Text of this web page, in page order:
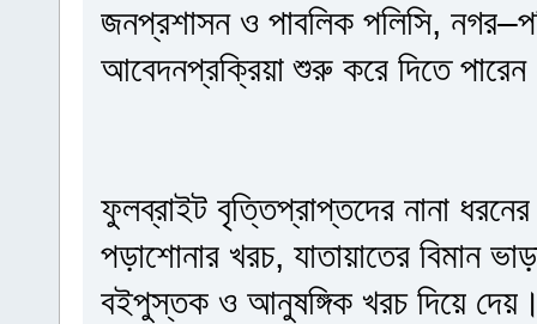
জনপ্রশাসন ও পাবলিক পলিসি,
আবেদনপ্রক্রিয়া শুরু করে দিতে
ফুলব্রাইট বৃত্তিপ্রাপ্তদের নানা
পড়াশোনার খরচ, যাতায়াতের বিমান
বইপুস্তক ও আনুষঙ্গিক খরচ দিয়ে